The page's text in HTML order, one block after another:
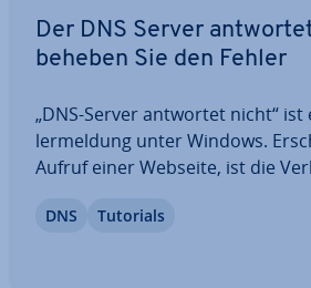
Der DNS Server
beheben Sie den Fehler
„DNS-Server antwortet nicht“
ler­mel­dung unter Windows.
Aufruf einer Webseite, ist die
haben. Neben
DNS Tutorials